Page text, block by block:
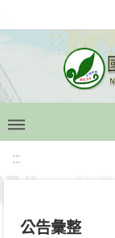
:::
公告彙整